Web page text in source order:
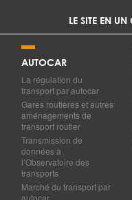
LE SITE EN
AUTOCAR
La régulation du
transport par autocar
Gares routières et autres
aménagements de
transport routier
Transmission de
données à
l’Observatoire des
transports
Marché du transport par